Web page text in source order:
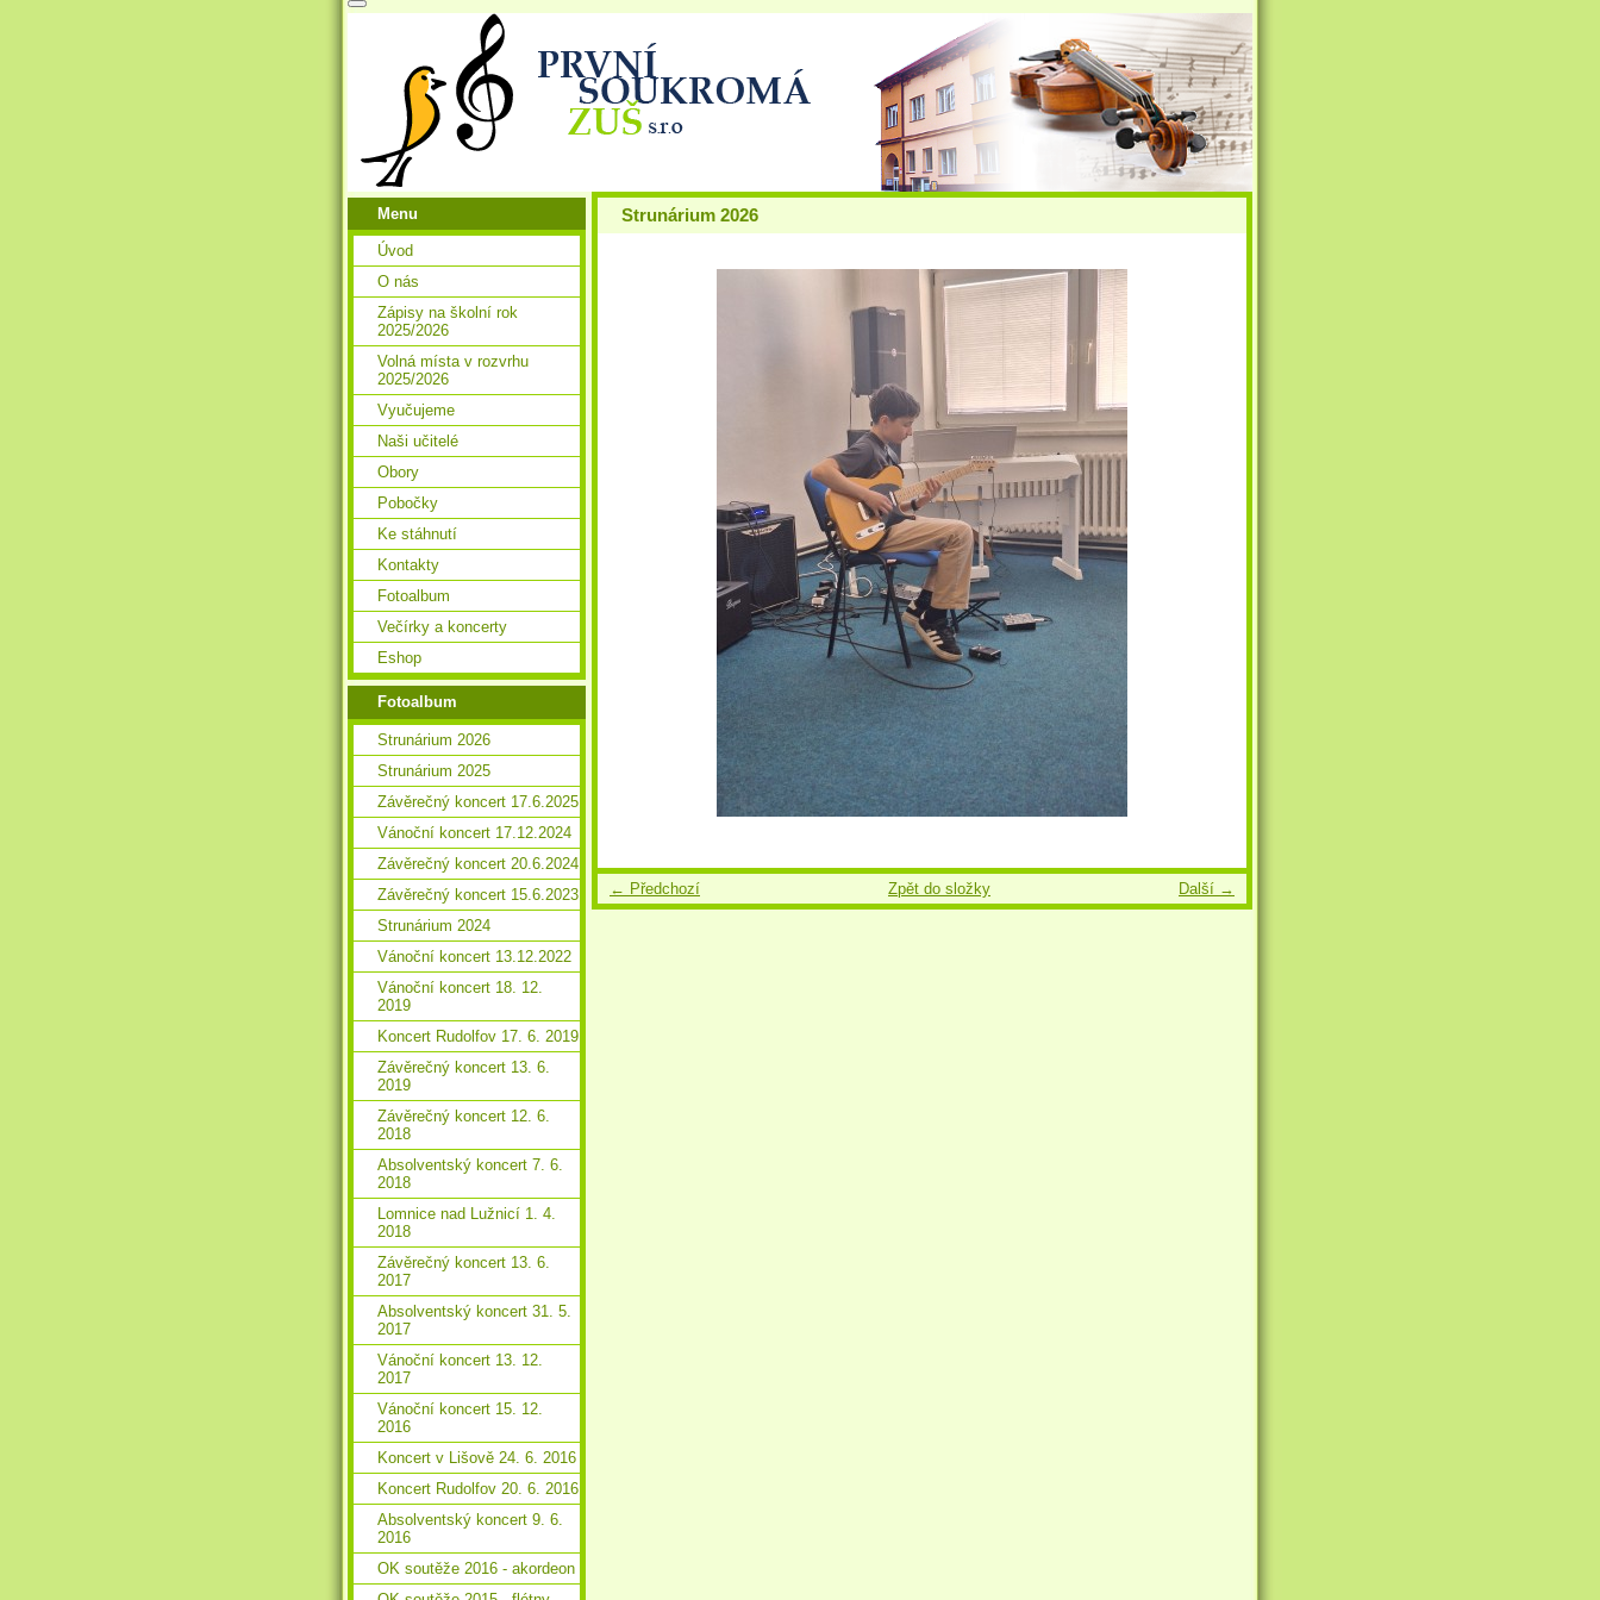
Strunárium 2026
← Předchozí Další →
Zpět do složky
Menu
Úvod
O nás
Zápisy na školní rok
2025/2026
Volná místa v rozvrhu
2025/2026
Vyučujeme
Naši učitelé
Obory
Pobočky
Ke stáhnutí
Kontakty
Fotoalbum
Večírky a koncerty
Eshop
Fotoalbum
Strunárium 2026
Strunárium 2025
Závěrečný koncert 17.6.2025
Vánoční koncert 17.12.2024
Závěrečný koncert 20.6.2024
Závěrečný koncert 15.6.2023
Strunárium 2024
Vánoční koncert 13.12.2022
Vánoční koncert 18. 12.
2019
Koncert Rudolfov 17. 6. 2019
Závěrečný koncert 13. 6.
2019
Závěrečný koncert 12. 6.
2018
Absolventský koncert 7. 6.
2018
Lomnice nad Lužnicí 1. 4.
2018
Závěrečný koncert 13. 6.
2017
Absolventský koncert 31. 5.
2017
Vánoční koncert 13. 12.
2017
Vánoční koncert 15. 12.
2016
Koncert v Lišově 24. 6. 2016
Koncert Rudolfov 20. 6. 2016
Absolventský koncert 9. 6.
2016
OK soutěže 2016 - akordeon